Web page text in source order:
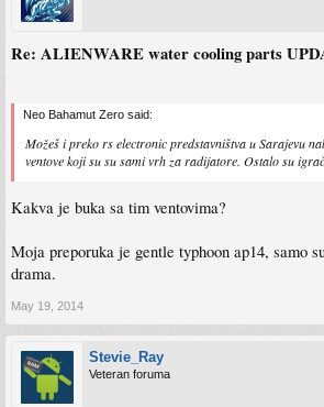
Re: ALIENWARE water cooling parts
Neo Bahamut Zero said:
Možeš i preko rs electronic predstavništva u Sarajevu
ventove koji su su sami vrh za radijatore. Ostalo su
Kakva je buka sa tim ventovima?
Moja preporuka je gentle typhoon ap14, samo
drama.
May 19, 2014
Stevie_Ray
Veteran foruma